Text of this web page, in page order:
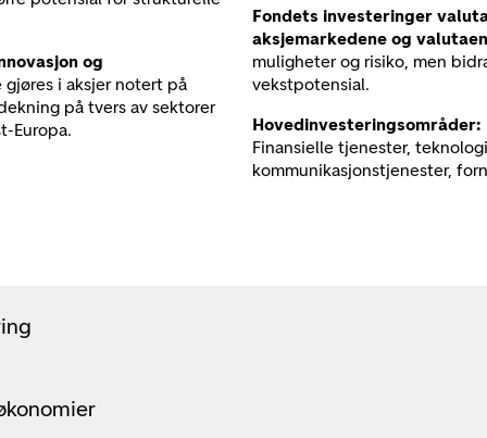
og
i aksjer notert på
på tvers av sektorer
Europa.
Fondets investeringer
aksjemarkedene og
muligheter og risiko, men
vekstpotensial.
Hovedinvesteringsområder:
Finansielle tjenester,
kommunikasjonstjenester,